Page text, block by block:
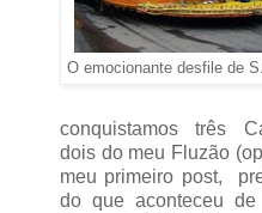
O emocionante desfile de
conquistamos três
dois do meu Fluzão
meu primeiro post,
do que aconteceu